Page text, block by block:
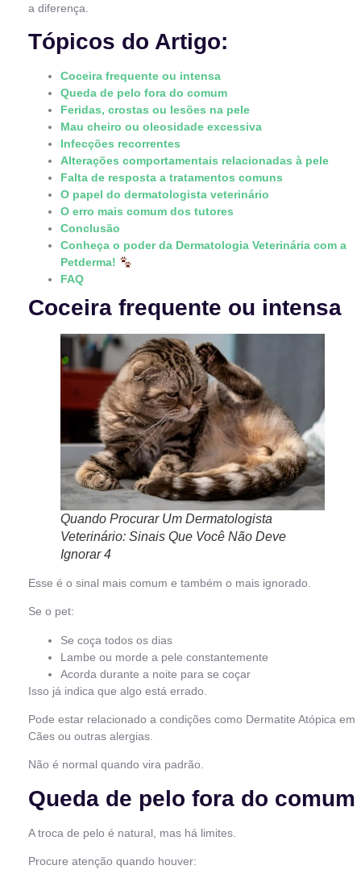
a diferença.
Tópicos do Artigo:
Coceira frequente ou intensa
Queda de pelo fora do comum
Feridas, crostas ou lesões na pele
Mau cheiro ou oleosidade excessiva
Infecções recorrentes
Alterações comportamentais relacionadas à pele
Falta de resposta a tratamentos comuns
O papel do dermatologista veterinário
O erro mais comum dos tutores
Conclusão
Conheça o poder da Dermatologia Veterinária com a
Petderma!
FAQ
Coceira frequente ou intensa
Quando Procurar Um Dermatologista
Veterinário: Sinais Que Você Não Deve
Ignorar 4
Esse é o sinal mais comum e também o mais ignorado.
Se o pet:
Se coça todos os dias
Lambe ou morde a pele constantemente
Acorda durante a noite para se coçar
Isso já indica que algo está errado.
Pode estar relacionado a condições como Dermatite Atópica em
Cães ou outras alergias.
Não é normal quando vira padrão.
Queda de pelo fora do comum
A troca de pelo é natural, mas há limites.
Procure atenção quando houver: